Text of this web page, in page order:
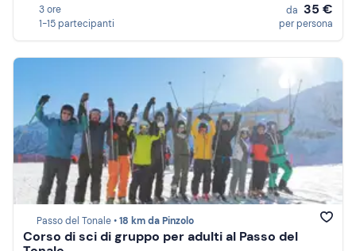
3 ore
1-15 partecipanti
da 35 €
per persona
Passo del Tonale •18 km da Pinzolo
Corso di sci di gruppo per adulti al Passo del